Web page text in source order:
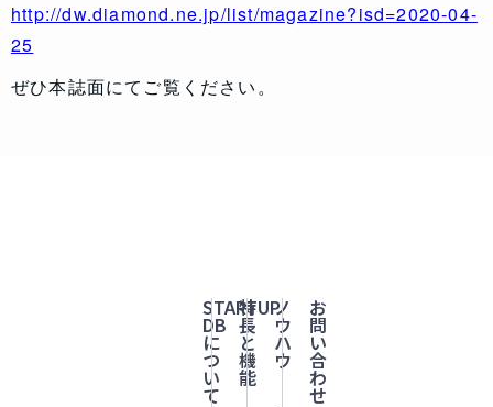
http://dw.diamond.ne.jp/list/magazine?isd=2020-04-
25
ぜひ本誌面にてご覧ください。
STARTUP
DB
に
つ
い
て
特
長
と
機
能
ノ
ウ
ハ
ウ
お
問
い
合
わ
せ